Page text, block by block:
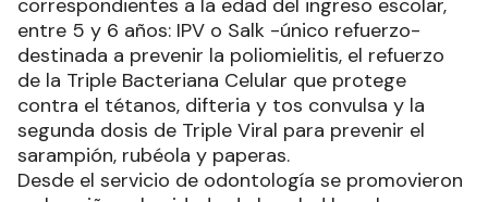
correspondientes a la edad del ingreso escolar,
entre 5 y 6 años: IPV o Salk -único refuerzo-
destinada a prevenir la poliomielitis, el refuerzo
de la Triple Bacteriana Celular que protege
contra el tétanos, difteria y tos convulsa y la
segunda dosis de Triple Viral para prevenir el
sarampión, rubéola y paperas.
Desde el servicio de odontología se promovieron